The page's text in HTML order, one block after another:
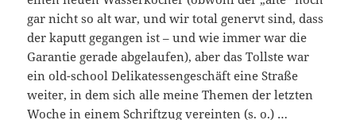
gar nicht so alt war, und wir total genervt sind, dass
der kaputt gegangen ist – und wie immer war die
Garantie gerade abgelaufen), aber das Tollste war
ein old-school Delikatessengeschäft eine Straße
weiter, in dem sich alle meine Themen der letzten
Woche in einem Schriftzug vereinten (s. o.) …